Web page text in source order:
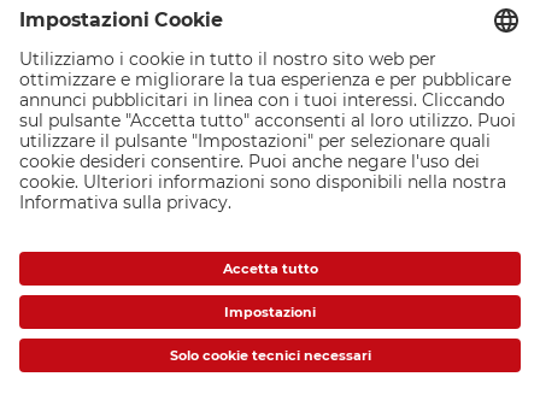
Con la possibilità di candidare le foto in dieci diverse categorie,
oltre al Young Talent Award per giovani fino a 25 anni, tutti hanno
la possibilità di partecipare al più grande concorso fotografico del
mondo e vincere premi per un valore totale di 250.000 euro.
Come partecipare: